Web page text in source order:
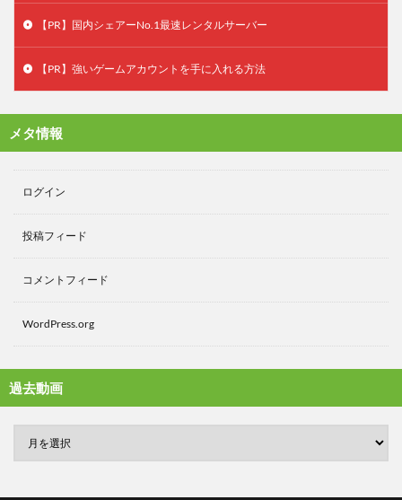
【PR】国内シェアーNo.1最速レンタルサーバー
【PR】強いゲームアカウントを手に入れる方法
メタ情報
ログイン
投稿フィード
コメントフィード
WordPress.org
過去動画